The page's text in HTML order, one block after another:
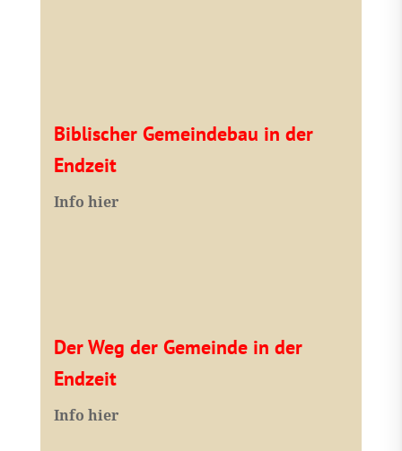
Biblischer Gemeindebau in der
Endzeit
Info hier
Der Weg der Gemeinde in der
Endzeit
Info hier